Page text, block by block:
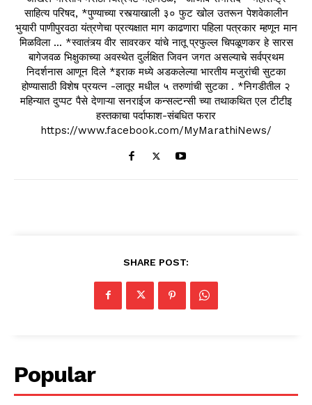
साहित्य परिषद, *पुण्याच्या रस्त्याखाली ३० फुट खोल उतरून पेशवेकालीन
भुयारी पाणीपुरवठा यंत्रणेचा प्रत्यक्षात माग काढणारा पहिला पत्रकार म्हणून मान
मिळविला ... *स्वातंत्र्य वीर सावरकर यांचे नातू प्रफुल्ल चिपळूणकर हे सारस
बागेजवळ भिक्षुकाच्या अवस्थेत दुर्लक्षित जिवन जगत असल्याचे सर्वप्रथम
निदर्शनास आणून दिले *इराक मध्ये अडकलेल्या भारतीय मजुरांची सुटका
होण्यासाठी विशेष प्रयत्न -लातूर मधील ५ तरुणांची सुटका . *निगडीतील २
महिन्यात दुप्पट पैसे देणाऱ्या सनराईज कन्सल्टन्सी च्या तथाकथित एल टीटीइ
हस्तकाचा पर्दाफाश-संबधित फरार
https://www.facebook.com/MyMarathiNews/
SHARE POST:
Popular